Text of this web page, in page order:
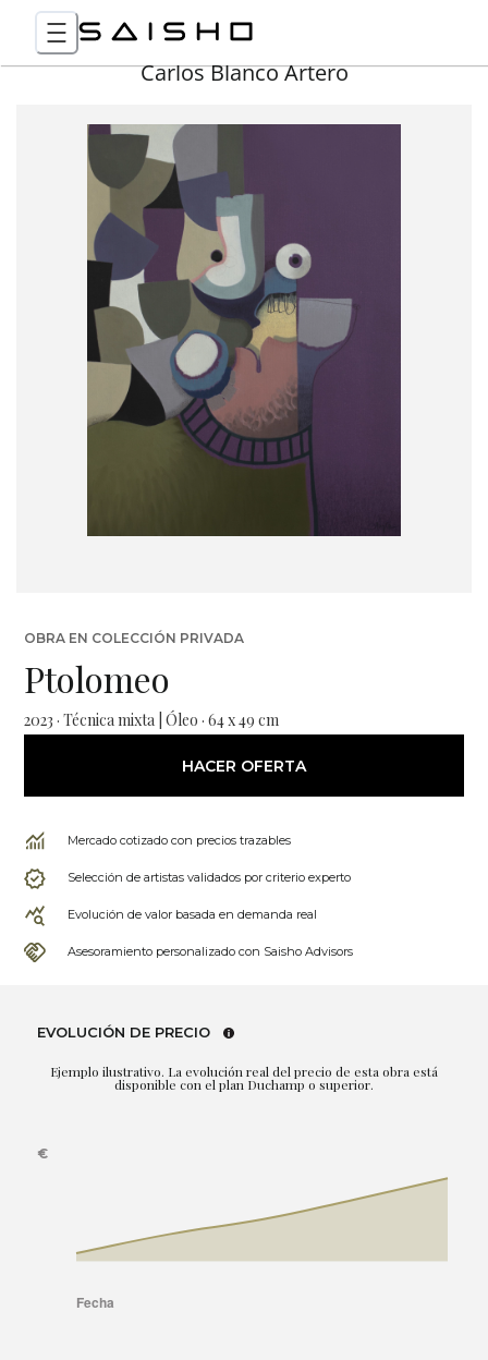
Carlos Blanco Artero
OBRA EN COLECCIÓN PRIVADA
Ptolomeo
2023 · Técnica mixta | Óleo · 64 x 49 cm
HACER OFERTA
Mercado cotizado con precios trazables
Selección de artistas validados por criterio experto
Evolución de valor basada en demanda real
Asesoramiento personalizado con Saisho Advisors
EVOLUCIÓN DE PRECIO
Ejemplo ilustrativo. La evolución real del precio de esta obra está
disponible con el plan Duchamp o superior.